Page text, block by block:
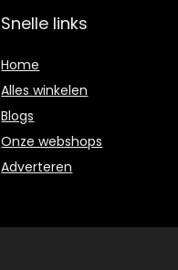
Snelle links
Home
Alles winkelen
Blogs
Onze webshops
Adverteren